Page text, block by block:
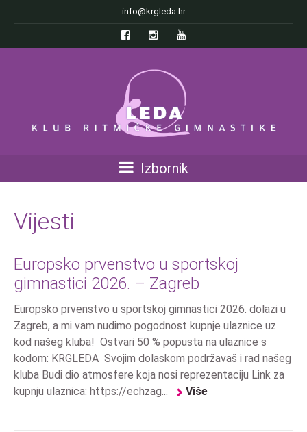
info@krgleda.hr
Izbornik
Vijesti
Europsko prvenstvo u sportskoj
gimnastici 2026. – Zagreb
Europsko prvenstvo u sportskoj gimnastici 2026. dolazi u
Zagreb, a mi vam nudimo pogodnost kupnje ulaznice uz
kod našeg kluba! Ostvari 50 % popusta na ulaznice s
kodom: KRGLEDA Svojim dolaskom podržavaš i rad našeg
kluba Budi dio atmosfere koja nosi reprezentaciju Link za
kupnju ulaznica: https://echzag...
Više